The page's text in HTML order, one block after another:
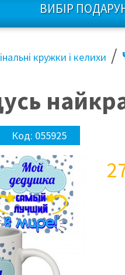
ВИБІР
кружки і келихи /
Код: 055925